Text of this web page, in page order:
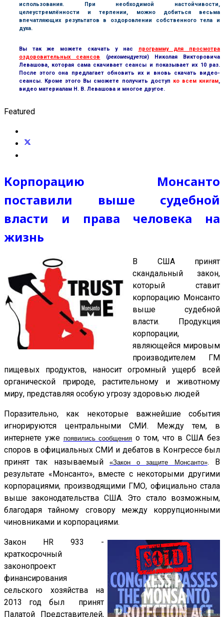
использования. При необходимой настойчивости,
целеустремлённости и терпении, можно добиться весьма
впечатляющих результатов в оздоровлении собственного тела и
духа.
Вы так же можете скачать у нас
программу для просмотра
оздоровительных сеансов (рекомендуется) Николая Викторовича
Левашова, которая сама скачивает сеансы и показывает их 10 раз.
После этого она предлагает обновить их и вновь скачать видео-
сеансы. Кроме этого Вы сможете получить доступ ко всем книгам,
видео материалам Н. В. Левашова и многое другое.
Featured
Корпорацию Монсанто
поставили выше судебной
власти и права человека на
жизнь
В США принят
скандальный закон,
который ставит
корпорацию Монсанто
выше судебной
власти. Продукция
корпорации,
являющейся мировым
производителем ГМ
пищевых продуктов, наносит огромный ущерб всей
органической природе, растительному и животному
миру, представляя особую угрозу здоровью людей
Поразительно, как некоторые важнейшие события
игнорируются центральными СМИ. Между тем, в
интернете уже появились сообщения о том, что в США без
споров в официальных СМИ и дебатов в Конгрессе был
принят так называемый
«Закон о защите Монсанто». В
результате «Монсанто», вместе с некоторыми другими
корпорациями, производящими ГМО, официально стала
выше законодательства США. Это стало возможным,
благодаря тайному сговору между коррупционными
чиновниками и корпорациями.
Закон HR 933 -
краткосрочный
законопроект
финансирования
сельского хозяйства на
2013 год был принят
Палатой Представителей,